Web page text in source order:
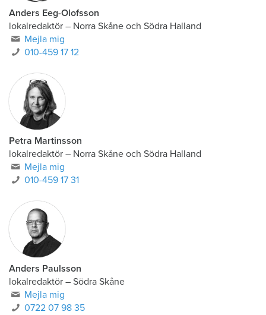
Anders Eeg-Olofsson
lokalredaktör – Norra Skåne och Södra Halland
Mejla mig
010-459 17 12
Petra Martinsson
lokalredaktör – Norra Skåne och Södra Halland
Mejla mig
010-459 17 31
Anders Paulsson
lokalredaktör – Södra Skåne
Mejla mig
0722 07 98 35